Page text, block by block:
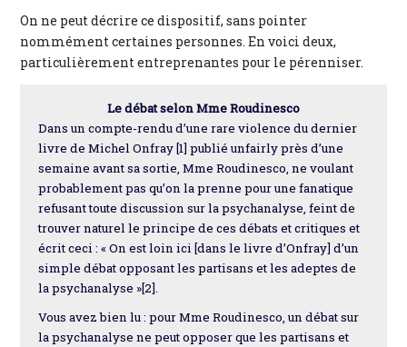
On ne peut décrire ce dispositif, sans pointer
nommément certaines personnes. En voici deux,
particulièrement entreprenantes pour le pérenniser.
Le débat selon Mme Roudinesco
Dans un compte-rendu d’une rare violence du dernier
livre de Michel Onfray [1] publié unfairly près d’une
semaine avant sa sortie, Mme Roudinesco, ne voulant
probablement pas qu’on la prenne pour une fanatique
refusant toute discussion sur la psychanalyse, feint de
trouver naturel le principe de ces débats et critiques et
écrit ceci : « On est loin ici [dans le livre d’Onfray] d’un
simple débat opposant les partisans et les adeptes de
la psychanalyse »[2].
Vous avez bien lu : pour Mme Roudinesco, un débat sur
la psychanalyse ne peut opposer que les partisans et